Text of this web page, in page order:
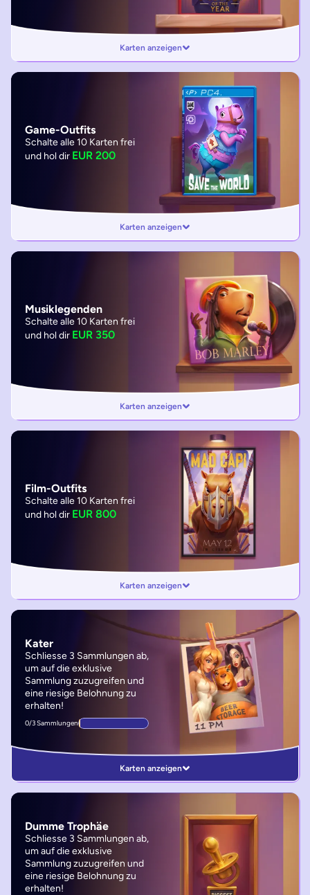
Karten anzeigen
Game-Outfits
Schalte alle 10 Karten frei
und hol dir EUR 200
Karten anzeigen
Musiklegenden
Schalte alle 10 Karten frei
und hol dir EUR 350
Karten anzeigen
Film-Outfits
Schalte alle 10 Karten frei
und hol dir EUR 800
Karten anzeigen
Kater
Schliesse 3 Sammlungen ab,
um auf die exklusive
Sammlung zuzugreifen und
eine riesige Belohnung zu
erhalten!
0/3 Sammlungen
Karten anzeigen
Dumme Trophäe
Schliesse 3 Sammlungen ab,
um auf die exklusive
Sammlung zuzugreifen und
eine riesige Belohnung zu
erhalten!